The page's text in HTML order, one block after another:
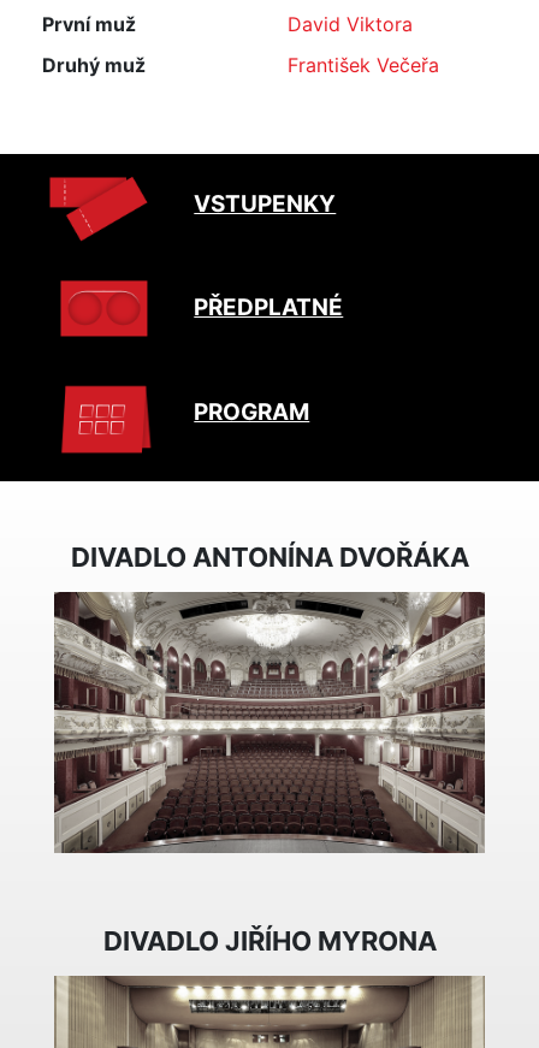
První muž
David Viktora
Druhý muž
František Večeřa
VSTUPENKY
PŘEDPLATNÉ
PROGRAM
DIVADLO ANTONÍNA DVOŘÁKA
DIVADLO JIŘÍHO MYRONA